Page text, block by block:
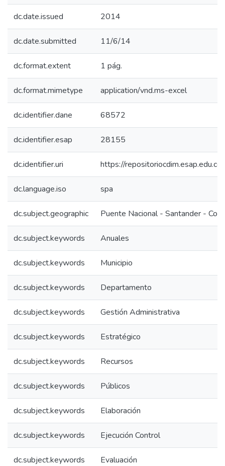
dc.date.issued 2014
dc.date.submitted 11/6/14
dc.format.extent 1 pág.
dc.format.mimetype application/vnd.ms-excel
dc.identifier.dane 68572
dc.identifier.esap 28155
dc.identifier.uri https://
dc.language.iso spa
dc.subject.geographic Puente Nacional - Santander -
dc.subject.keywords Anuales
dc.subject.keywords Municipio
dc.subject.keywords Departamento
dc.subject.keywords Gestión Administrativa
dc.subject.keywords Estratégico
dc.subject.keywords Recursos
dc.subject.keywords Públicos
dc.subject.keywords Elaboración
dc.subject.keywords Ejecución Control
dc.subject.keywords Evaluación